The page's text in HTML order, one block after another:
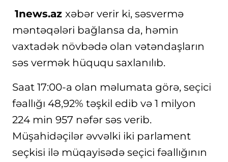
1news.az xəbər verir ki, səsvermə
məntəqələri bağlansa da, həmin
vaxtadək növbədə olan vətəndaşların
səs vermək hüququ saxlanılıb.
Saat 17:00-a olan məlumata görə, seçici
fəallığı 48,92% təşkil edib və 1 milyon
224 min 957 nəfər səs verib.
Müşahidəçilər əvvəlki iki parlament
seçkisi ilə müqayisədə seçici fəallığının